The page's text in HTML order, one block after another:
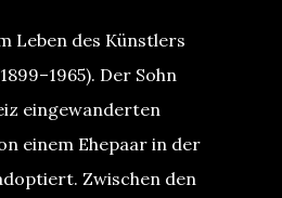
Leben des Künstlers
Der Sohn
eingewanderten
einem Ehepaar in der
Zwischen den